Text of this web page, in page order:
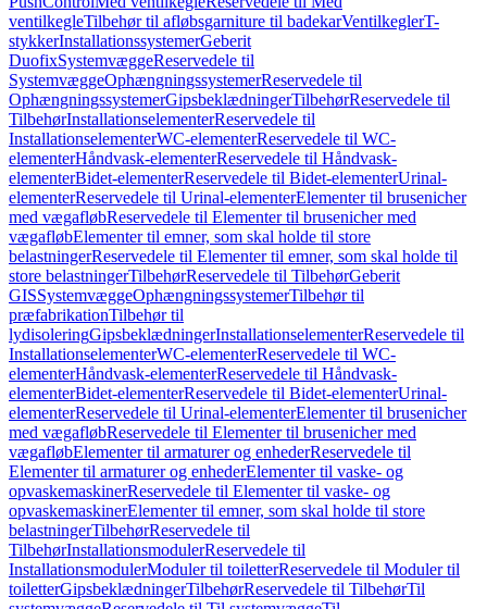
ventilkegleTilbehør til afløbsgarniture til badekarVentilkeglerT-
stykkerInstallationssystemerGeberit
DuofixSystemvæggeReservedele til
SystemvæggeOphængningssystemerReservedele til
OphængningssystemerGipsbeklædningerTilbehørReservedele til
TilbehørInstallationselementerReservedele til
InstallationselementerWC-elementerReservedele til WC-
elementerHåndvask-elementerReservedele til Håndvask-
elementerBidet-elementerReservedele til Bidet-elementerUrinal-
elementerReservedele til Urinal-elementerElementer til brusenicher
med vægafløbReservedele til Elementer til brusenicher med
vægafløbElementer til emner, som skal holde til store
belastningerReservedele til Elementer til emner, som skal holde til
store belastningerTilbehørReservedele til TilbehørGeberit
GISSystemvæggeOphængningssystemerTilbehør til
præfabrikationTilbehør til
lydisoleringGipsbeklædningerInstallationselementerReservedele til
InstallationselementerWC-elementerReservedele til WC-
elementerHåndvask-elementerReservedele til Håndvask-
elementerBidet-elementerReservedele til Bidet-elementerUrinal-
elementerReservedele til Urinal-elementerElementer til brusenicher
med vægafløbReservedele til Elementer til brusenicher med
vægafløbElementer til armaturer og enhederReservedele til
Elementer til armaturer og enhederElementer til vaske- og
opvaskemaskinerReservedele til Elementer til vaske- og
opvaskemaskinerElementer til emner, som skal holde til store
belastningerTilbehørReservedele til
TilbehørInstallationsmodulerReservedele til
InstallationsmodulerModuler til toiletterReservedele til Moduler til
toiletterGipsbeklædningerTilbehørReservedele til TilbehørTil